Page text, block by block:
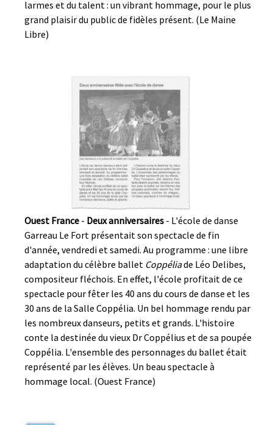
larmes et du talent : un vibrant hommage, pour le plus
grand plaisir du public de fidèles présent. (Le Maine
Libre)
Ouest France - Deux anniversaires - L'école de danse
Garreau Le Fort présentait son spectacle de fin
d'année, vendredi et samedi. Au programme : une libre
adaptation du célèbre ballet Coppéliade Léo Delibes,
compositeur fléchois. En effet, l'école profitait de ce
spectacle pour fêter les 40 ans du cours de danse et les
30 ans de la Salle Coppélia. Un bel hommage rendu par
les nombreux danseurs, petits et grands. L'histoire
conte la destinée du vieux Dr Coppélius et de sa poupée
Coppélia. L'ensemble des personnages du ballet était
représenté par les élèves. Un beau spectacle à
hommage local. (Ouest France)